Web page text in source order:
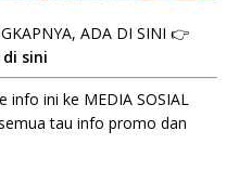
ADA DI SINI 👉
sini
info ini ke MEDIA SOSIAL
tau info promo dan